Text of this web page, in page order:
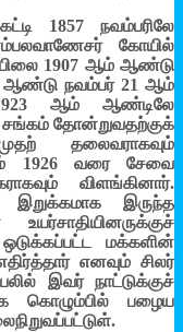
1857 நவம்பரிலே
கோயில்
1907 ஆம் ஆண்டு
ஆண்டு நவம்பர் 21 ஆம்
1923 ஆம் ஆண்டிலே
சங்கம் தோன்றுவதற்குக்
தலைவராகவும்
1926 வரை சேவை
விளங்கினார்.
இறுக்கமாக இருந்த
மக்களின்
எனவும் சிலர்
இவர் நாட்டுக்குச்
கொழும்பில் பழைய